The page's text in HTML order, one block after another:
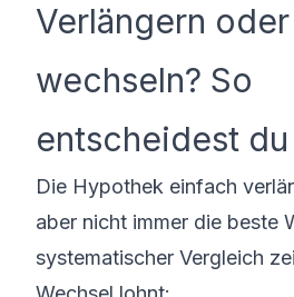
Verlängern oder
wechseln? So
entscheidest
Die Hypothek einfach
aber nicht immer die beste
systematischer Vergleich